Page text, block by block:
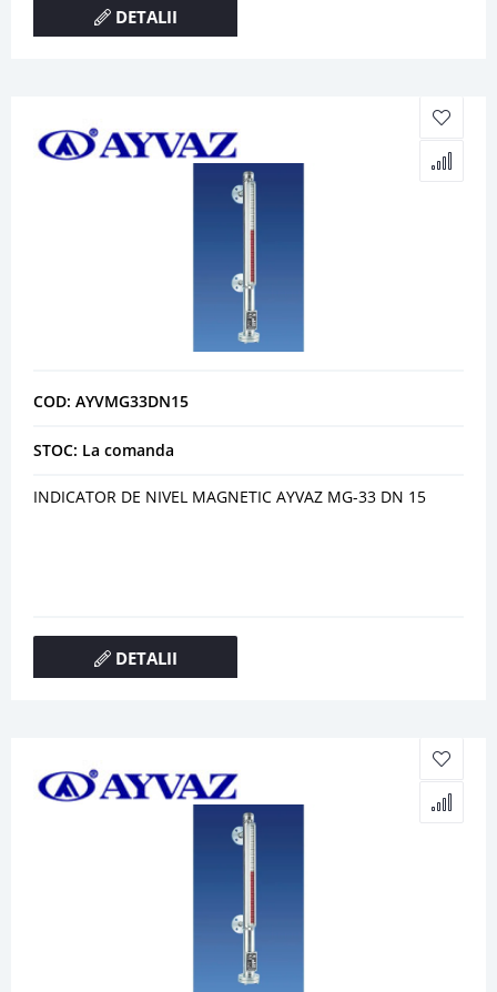
DETALII
COD: AYVMG33DN15
STOC: La comanda
INDICATOR DE NIVEL MAGNETIC AYVAZ MG-33 DN 15
DETALII